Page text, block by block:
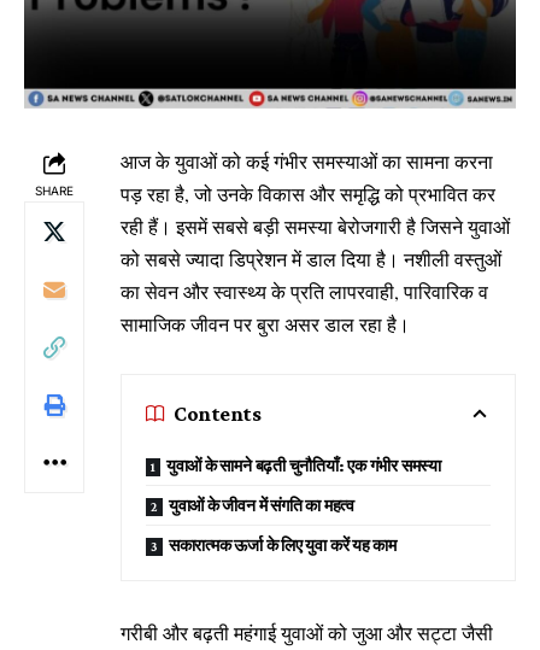
SHARE
आज के युवाओं को कई गंभीर समस्याओं का सामना करना
पड़ रहा है, जो उनके विकास और समृद्धि को प्रभावित कर
रही हैं। इसमें सबसे बड़ी समस्या बेरोजगारी है जिसने युवाओं
को सबसे ज्यादा डिप्रेशन में डाल दिया है। नशीली वस्तुओं
का सेवन और स्वास्थ्य के प्रति लापरवाही, पारिवारिक व
सामाजिक जीवन पर बुरा असर डाल रहा है।
Contents
युवाओं के सामने बढ़ती चुनौतियाँ: एक गंभीर समस्या
युवाओं के जीवन में संगति का महत्व
सकारात्मक ऊर्जा के लिए युवा करें यह काम
गरीबी और बढ़ती महंगाई युवाओं को जुआ और सट्टा जैसी